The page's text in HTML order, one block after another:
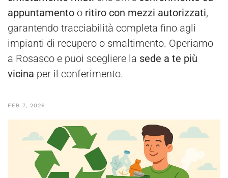
appuntamento o ritiro con mezzi autorizzati,
garantendo tracciabilità completa fino agli
impianti di recupero o smaltimento. Operiamo
a Rosasco e puoi scegliere la sede a te più
vicina per il conferimento.
FEB 7, 2026